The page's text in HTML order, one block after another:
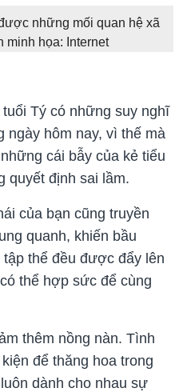
những mối quan hệ xã
minh họa: Internet
Tý có những suy nghĩ
ngày hôm nay, vì thế mà
cái bẫy của kẻ tiểu
quyết định sai lầm.
của bạn cũng truyền
quanh, khiến bầu
thể đều được đẩy lên
thể hợp sức để cùng
thêm nồng nàn. Tình
để thăng hoa trong
dành cho nhau sự